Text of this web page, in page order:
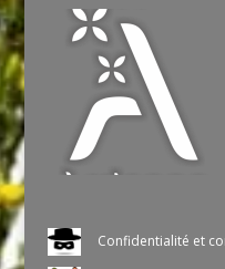
Confidentialité et